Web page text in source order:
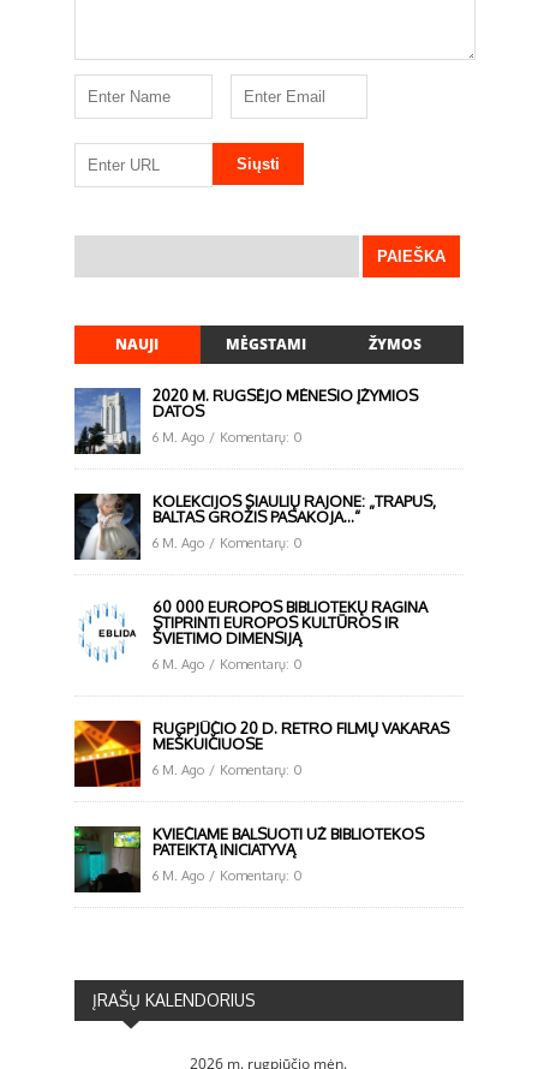
NAUJI MĖGSTAMI ŽYMOS
2020 M. RUGSĖJO MĖNESIO ĮŽYMIOS
DATOS
6 M. Ago / Komentarų: 0
KOLEKCIJOS ŠIAULIŲ RAJONE: „TRAPUS,
BALTAS GROŽIS PASAKOJA…“
6 M. Ago / Komentarų: 0
60 000 EUROPOS BIBLIOTEKŲ RAGINA
STIPRINTI EUROPOS KULTŪROS IR
ŠVIETIMO DIMENSIJĄ
6 M. Ago / Komentarų: 0
RUGPJŪČIO 20 D. RETRO FILMŲ VAKARAS
MEŠKUIČIUOSE
6 M. Ago / Komentarų: 0
KVIEČIAME BALSUOTI UŽ BIBLIOTEKOS
PATEIKTĄ INICIATYVĄ
6 M. Ago / Komentarų: 0
ĮRAŠŲ KALENDORIUS
2026 m. rugpjūčio mėn.